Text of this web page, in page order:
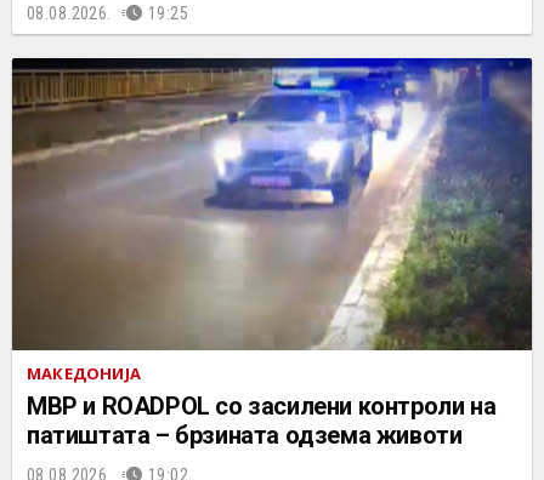
08.08.2026. 19:25
МАКЕДОНИЈА
МВР и ROADPOL со засилени контроли на
патиштата – брзината одзема животи
08.08.2026. 19:02